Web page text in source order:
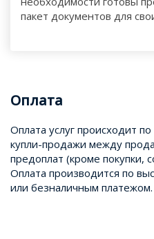
пакет документов для
Оплата
Оплата услуг происходит
купли-продажи между
предоплат (кроме покупки,
Оплата производится по
или безналичным платежом.